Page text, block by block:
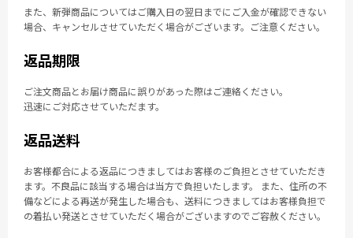
また、新弾商品についてはご購入日の翌日までにご入金が確認できない
場合、キャンセルさせていただく場合がございます。ご注意ください。
返品期限
ご注文商品とお届け商品に誤りがあった際はご連絡ください。
迅速にご対応させていただます。
返品送料
お客様都合による返品につきましてはお客様のご負担とさせていただき
ます。不良品に該当する場合は当方で負担いたします。 また、住所の不
備などによる再送が発生した場合も、送料につきましてはお客様負担で
の着払い発送とさせていただく場合がございますのでご容赦ください。